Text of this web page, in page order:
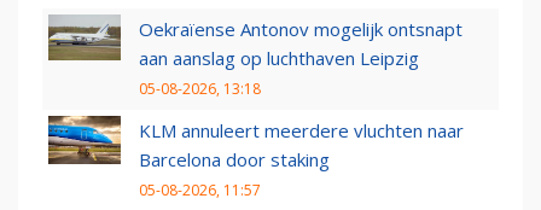
Oekraïense Antonov mogelijk ontsnapt
aan aanslag op luchthaven Leipzig
05-08-2026, 13:18
KLM annuleert meerdere vluchten naar
Barcelona door staking
05-08-2026, 11:57